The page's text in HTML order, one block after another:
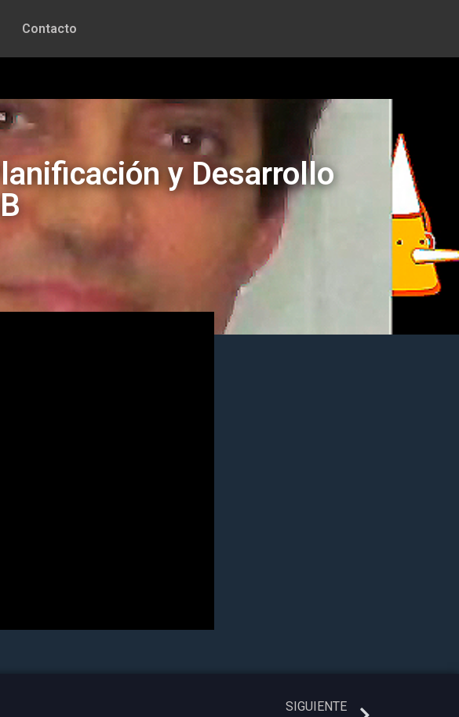
Contacto
y Desarrollo
SIGUIENTE